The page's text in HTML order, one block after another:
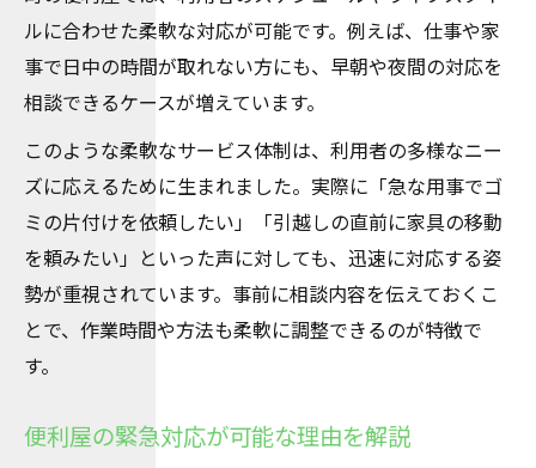
ルに合わせた柔軟な対応が可能です。例えば、仕事や家
事で日中の時間が取れない方にも、早朝や夜間の対応を
相談できるケースが増えています。
このような柔軟なサービス体制は、利用者の多様なニー
ズに応えるために生まれました。実際に「急な用事でゴ
ミの片付けを依頼したい」「引越しの直前に家具の移動
を頼みたい」といった声に対しても、迅速に対応する姿
勢が重視されています。事前に相談内容を伝えておくこ
とで、作業時間や方法も柔軟に調整できるのが特徴で
す。
便利屋の緊急対応が可能な理由を解説